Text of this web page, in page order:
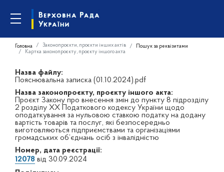
Головна Законопроєкти, проєкти інших актів
Пошук за реквізитами
Картка законопроєкту, проєкту іншого акта
Назва файлу:
Пояснювальна записка (01.10.2024).pdf
Назва законопроєкту, проєкту іншого акта:
Проєкт Закону про внесення змін до пункту 8 підрозділу
2 розділу XX Податкового кодексу України щодо
оподаткування за нульовою ставкою податку на додану
вартість товарів та послуг, які безпосередньо
виготовляються підприємствами та організаціями
громадських об’єднань осіб з інвалідністю
Номер, дата реєстрації:
12078 від 30.09.2024